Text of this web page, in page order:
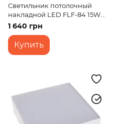
Светильник потолочный
накладной LED FLF-84 15W
WW BK
1 640 грн
Купить